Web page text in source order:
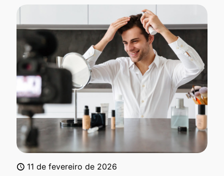
11 de fevereiro de 2026